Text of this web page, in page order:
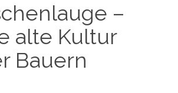
–
alte Kultur
Bauern